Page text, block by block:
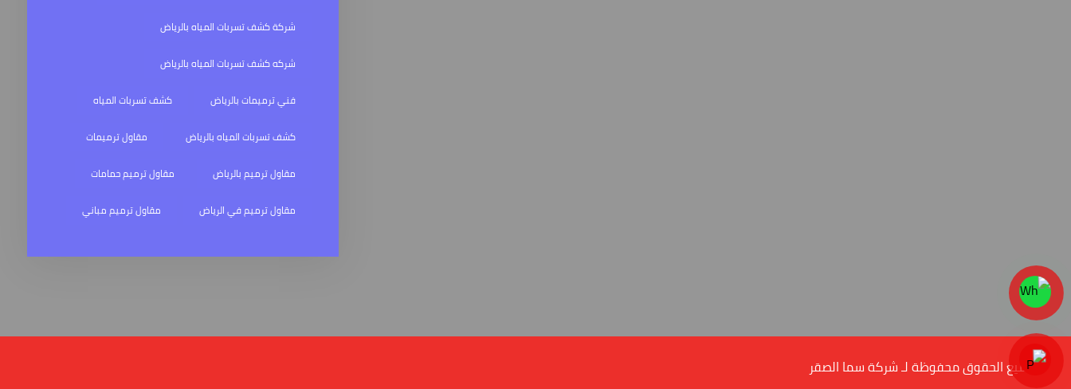
شركة كشف تسربات المياه بالرياض
شركه كشف تسربات المياه بالرياض
فني ترميمات بالرياض
كشف تسربات المياه
كشف تسربات المياه بالرياض
مقاول ترميمات
مقاول ترميم بالرياض
مقاول ترميم حمامات
مقاول ترميم في الرياض
مقاول ترميم مباني
© جميع الحقوق محفوظة لـ شركة سما الصقر